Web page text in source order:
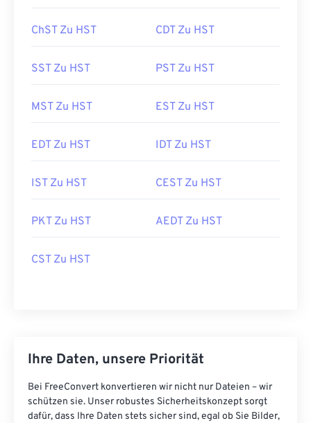
ChST Zu HST CDT Zu HST
SST Zu HST PST Zu HST
MST Zu HST EST Zu HST
EDT Zu HST IDT Zu HST
IST Zu HST CEST Zu HST
PKT Zu HST AEDT Zu HST
CST Zu HST
Ihre Daten, unsere Priorität
Bei FreeConvert konvertieren wir nicht nur Dateien – wir
schützen sie. Unser robustes Sicherheitskonzept sorgt
dafür, dass Ihre Daten stets sicher sind, egal ob Sie Bilder,